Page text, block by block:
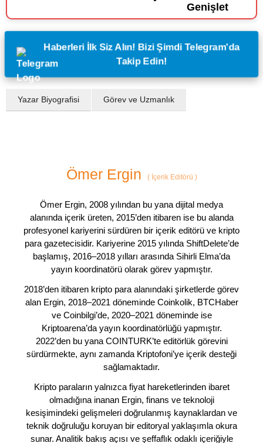
Haberleri İlk Siz Alın! Bizi Şimdi Telegram'da
Takip Edin!
Yazar Biyografisi Görev ve Uzmanlık
Ömer Ergin (İçerik Editörü )
Ömer Ergin, 2008 yılından bu yana dijital medya
alanında içerik üreten, 2015’den itibaren ise bu alanda
profesyonel kariyerini sürdüren bir içerik editörü ve kripto
para gazetecisidir. Kariyerine 2015 yılında ShiftDelete’de
başlamış, 2016–2018 yılları arasında Sihirli Elma’da
yayın koordinatörü olarak görev yapmıştır.
2018’den itibaren kripto para alanındaki şirketlerde görev
alan Ergin, 2018–2021 döneminde Coinkolik, BTCHaber
ve Coinbilgi’de, 2020–2021 döneminde ise
Kriptoarena’da yayın koordinatörlüğü yapmıştır.
2022’den bu yana COINTURK’te editörlük görevini
sürdürmekte, aynı zamanda Kriptofoni’ye içerik desteği
sağlamaktadır.
Kripto paraların yalnızca fiyat hareketlerinden ibaret
olmadığına inanan Ergin, finans ve teknoloji
kesişimindeki gelişmeleri doğrulanmış kaynaklardan ve
teknik doğruluğu koruyan bir editoryal yaklaşımla okura
sunar. Analitik bakış açısı ve şeffaflık odaklı içeriğiyle